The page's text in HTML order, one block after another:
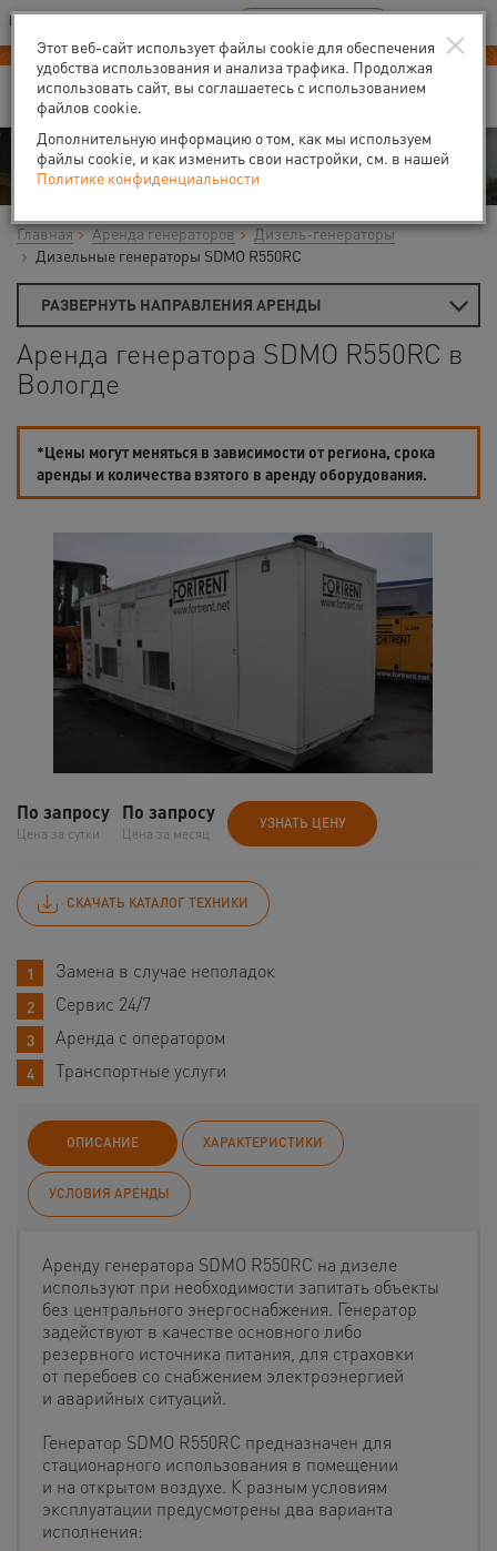
Ваш город:Вологда
В Вашем регионе нет наших офисов
Новый прайс-лист с 01.02.2025
RU EN
Аренда
Главная Аренда генераторов
Дизель-генераторы
Дизельные генераторы SDMO R550RC
РАЗВЕРНУТЬ НАПРАВЛЕНИЯ АРЕНДЫ
Аренда генератора SDMO R550RC в
Вологде
*Цены могут меняться в зависимости от региона, срока
аренды и количества взятого в аренду оборудования.
По запросу
Цена за сутки
По запросу
Цена за месяц
УЗНАТЬ ЦЕНУ
СКАЧАТЬ КАТАЛОГ ТЕХНИКИ
Замена в случае неполадок
Сервис 24/7
Аренда с оператором
Транспортные услуги
ОПИСАНИЕ ХАРАКТЕРИСТИКИ
УСЛОВИЯ АРЕНДЫ
Аренду генератора SDMO R550RC на дизеле
используют при необходимости запитать объекты
без центрального энергоснабжения. Генератор
задействуют в качестве основного либо
резервного источника питания, для страховки
от перебоев со снабжением электроэнергией
и аварийных ситуаций.
Генератор SDMO R550RC предназначен для
стационарного использования в помещении
и на открытом воздухе. К разным условиям
эксплуатации предусмотрены два варианта
исполнения:
×
Этот веб-сайт использует файлы cookie для обеспечения
удобства использования и анализа трафика. Продолжая
использовать сайт, вы соглашаетесь с использованием
файлов cookie.
Дополнительную информацию о том, как мы используем
файлы cookie, и как изменить свои настройки, см. в нашей
Политике конфиденциальности